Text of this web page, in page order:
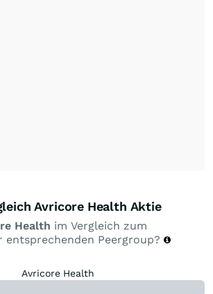
Avricore Health Aktie
Health im Vergleich zum
Peergroup?
Avricore Health